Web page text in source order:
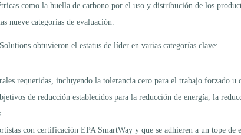
como la huella de carbono por el uso y distribución de los
nueve categorías de evaluación.
obtuvieron el estatus de líder en varias categorías clave:
requeridas, incluyendo la tolerancia cero para el trabajo forzado
de reducción establecidos para la reducción de energía, la
con certificación EPA SmartWay y que se adhieren a un tope de